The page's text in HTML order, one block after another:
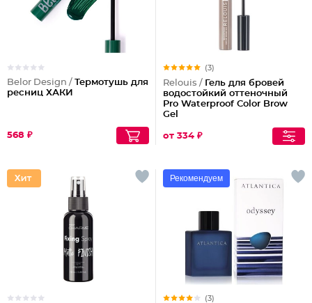
Belor Design / Термотушь для
ресниц ХАКИ
568 ₽
(3)
Relouis / Гель для бровей
водостойкий оттеночный
Pro Waterproof Color Brow
Gel
от 334 ₽
Рекомендуем
(3)